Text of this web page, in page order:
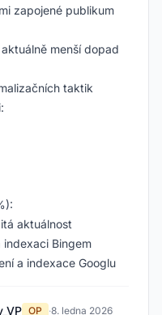
zapojené publikum
aktuálně menší dopad
taktik
aktuálnost
indexaci Bingem
a indexace Googlu
OP ·8. ledna 2026